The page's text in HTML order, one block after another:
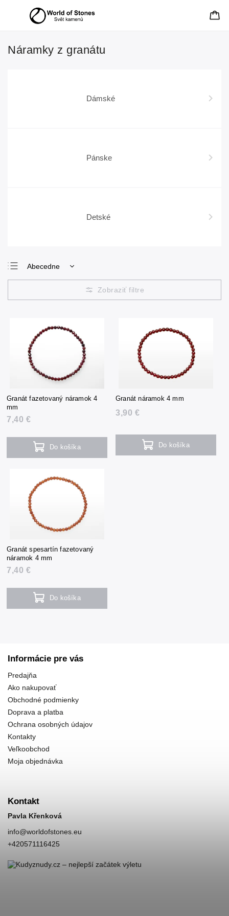
Náramky z granátu
Dámské
Pánske
Detské
Abecedne
Najlacnejšie
Najdrahšie
Granát fazetovaný náramok 4
mm
7,40 €
Do košíka
Granát náramok 4 mm
3,90 €
Do košíka
Granát spesartín fazetovaný
náramok 4 mm
7,40 €
Do košíka
Informácie pre vás
Predajňa
Ako nakupovať
Obchodné podmienky
Doprava a platba
Ochrana osobných údajov
Kontakty
Veľkoobchod
Moja objednávka
Kontakt
Pavla Křenková
info@worldofstones.eu
+420571116425